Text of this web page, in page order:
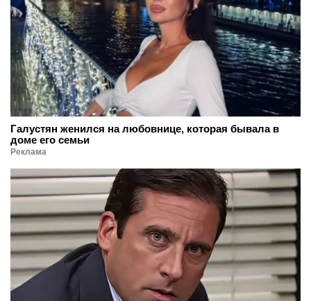
Галустян женился на любовнице, которая бывала в
доме его семьи
Реклама